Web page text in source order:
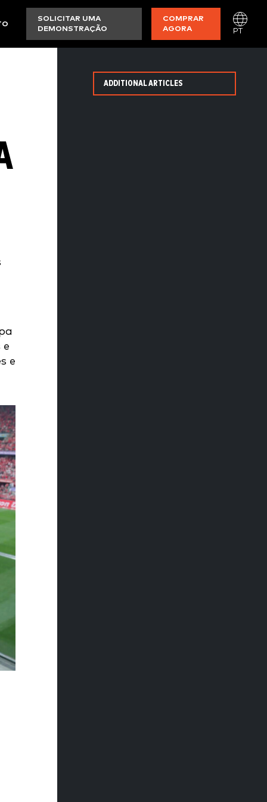
SOLICITAR UMA
DEMONSTRAÇÃO
COMPRAR
AGORA
PT
e
e
ADDITIONAL ARTICLES